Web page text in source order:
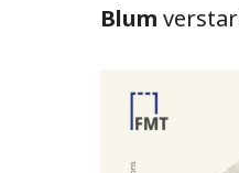
Blum